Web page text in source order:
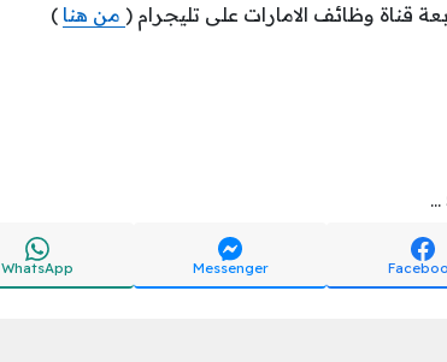
قناة وظائف الامارات على تليجرام ( من هنا )
Messenger
WhatsApp